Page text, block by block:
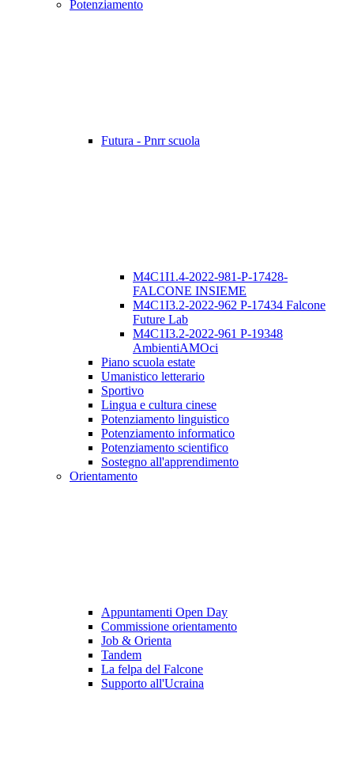
Potenziamento
Futura - Pnrr scuola
M4C1I1.4-2022-981-P-17428-
FALCONE INSIEME
M4C1I3.2-2022-962 P-17434 Falcone
Future Lab
M4C1I3.2-2022-961 P-19348
AmbientiAMOci
Piano scuola estate
Umanistico letterario
Sportivo
Lingua e cultura cinese
Potenziamento linguistico
Potenziamento informatico
Potenziamento scientifico
Sostegno all'apprendimento
Orientamento
Appuntamenti Open Day
Commissione orientamento
Job & Orienta
Tandem
La felpa del Falcone
Supporto all'Ucraina